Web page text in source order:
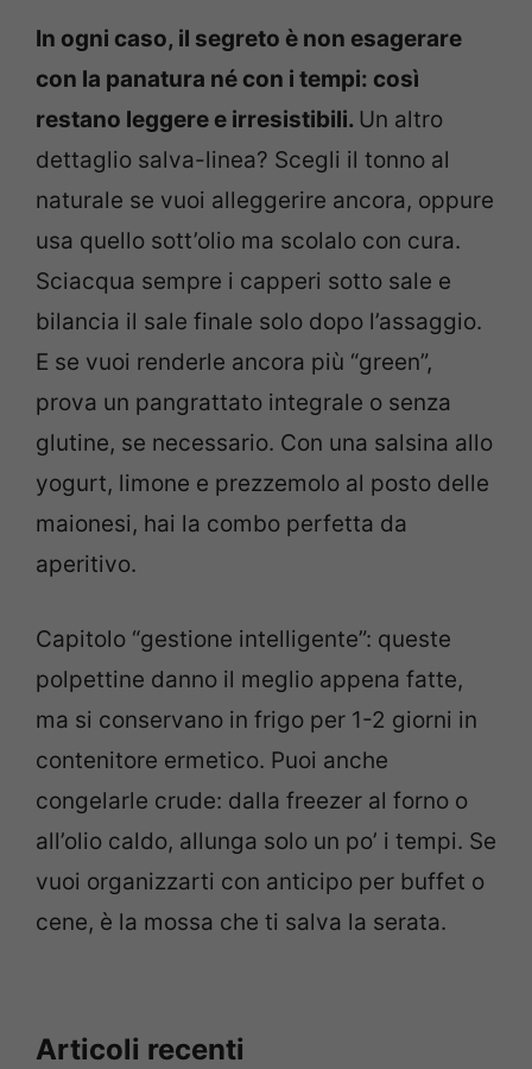
In ogni caso, il segreto è non esagerare
con la panatura né con i tempi: così
restano leggere e irresistibili. Un altro
dettaglio salva-linea? Scegli il tonno al
naturale se vuoi alleggerire ancora, oppure
usa quello sott’olio ma scolalo con cura.
Sciacqua sempre i capperi sotto sale e
bilancia il sale finale solo dopo l’assaggio.
E se vuoi renderle ancora più “green”,
prova un pangrattato integrale o senza
glutine, se necessario. Con una salsina allo
yogurt, limone e prezzemolo al posto delle
maionesi, hai la combo perfetta da
aperitivo.
Capitolo “gestione intelligente”: queste
polpettine danno il meglio appena fatte,
ma si conservano in frigo per 1-2 giorni in
contenitore ermetico. Puoi anche
congelarle crude: dalla freezer al forno o
all’olio caldo, allunga solo un po’ i tempi. Se
vuoi organizzarti con anticipo per buffet o
cene, è la mossa che ti salva la serata.
Articoli recenti